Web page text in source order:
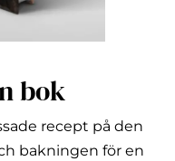
bok
recept på den
bakningen för en